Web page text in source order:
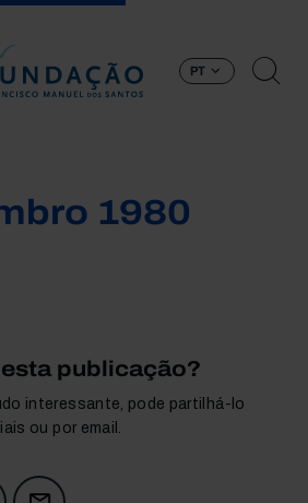
PT
1980
publicação?
interessante, pode partilhá-lo
ou por email.